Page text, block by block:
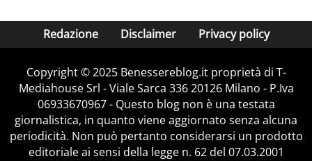
Redazione Disclaimer Privacy policy
Copyright © 2025 Benessereblog.it proprietà di T-
Mediahouse Srl - Viale Sarca 336 20126 Milano - P.Iva
06933670967 - Questo blog non è una testata
giornalistica, in quanto viene aggiornato senza alcuna
periodicità. Non può pertanto considerarsi un prodotto
editoriale ai sensi della legge n. 62 del 07.03.2001